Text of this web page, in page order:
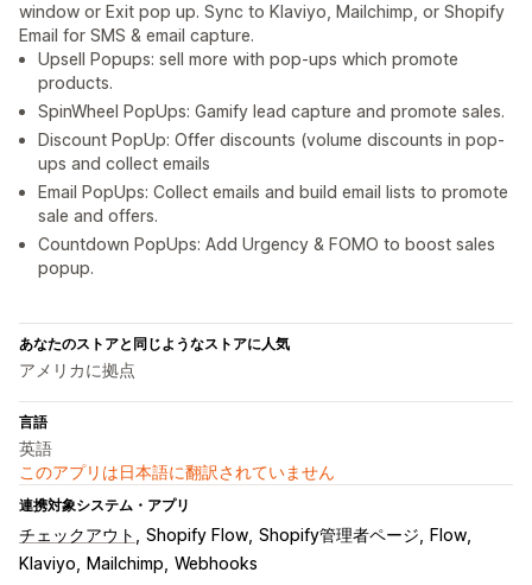
window or Exit pop up. Sync to Klaviyo, Mailchimp, or Shopify
Email for SMS & email capture.
Upsell Popups: sell more with pop-ups which promote
products.
SpinWheel PopUps: Gamify lead capture and promote sales.
Discount PopUp: Offer discounts (volume discounts in pop-
ups and collect emails
Email PopUps: Collect emails and build email lists to promote
sale and offers.
Countdown PopUps: Add Urgency & FOMO to boost sales
popup.
あなたのストアと同じようなストアに人気
アメリカに拠点
言語
英語
このアプリは日本語に翻訳されていません
連携対象システム・アプリ
チェックアウト Shopify Flow Shopify管理者ページ
Flow
Klaviyo
Mailchimp Webhooks